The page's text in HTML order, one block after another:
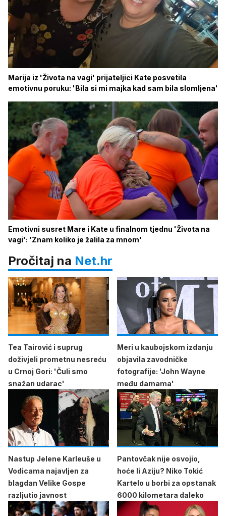
Marija iz 'Života na vagi' prijateljici Kate posvetila
emotivnu poruku: 'Bila si mi majka kad sam bila slomljena'
Emotivni susret Mare i Kate u finalnom tjednu 'Života na
vagi': 'Znam koliko je žalila za mnom'
Pročitaj na Net.hr
Tea Tairović i suprug
doživjeli prometnu nesreću
u Crnoj Gori: 'Čuli smo
snažan udarac'
Meri u kaubojskom izdanju
objavila zavodničke
fotografije: 'John Wayne
među damama'
Nastup Jelene Karleuše u
Vodicama najavljen za
blagdan Velike Gospe
razljutio javnost
Pantovčak nije osvojio,
hoće li Aziju? Niko Tokić
Kartelo u borbi za opstanak
6000 kilometara daleko